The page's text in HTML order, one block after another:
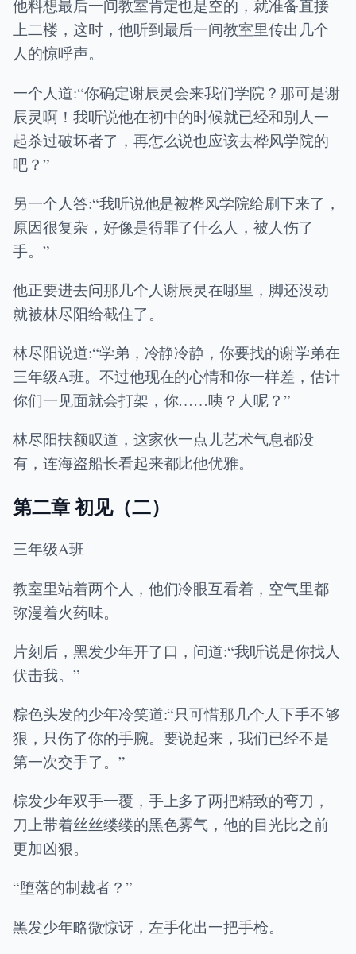
他料想最后一间教室肯定也是空的，就准备直接
上二楼，这时，他听到最后一间教室里传出几个
人的惊呼声。
一个人道:“你确定谢辰灵会来我们学院？那可是谢
辰灵啊！我听说他在初中的时候就已经和别人一
起杀过破坏者了，再怎么说也应该去桦风学院的
吧？”
另一个人答:“我听说他是被桦风学院给刷下来了，
原因很复杂，好像是得罪了什么人，被人伤了
手。”
他正要进去问那几个人谢辰灵在哪里，脚还没动
就被林尽阳给截住了。
林尽阳说道:“学弟，冷静冷静，你要找的谢学弟在
三年级A班。不过他现在的心情和你一样差，估计
你们一见面就会打架，你……咦？人呢？”
林尽阳扶额叹道，这家伙一点儿艺术气息都没
有，连海盗船长看起来都比他优雅。
第二章 初见（二）
三年级A班
教室里站着两个人，他们冷眼互看着，空气里都
弥漫着火药味。
片刻后，黑发少年开了口，问道:“我听说是你找人
伏击我。”
粽色头发的少年冷笑道:“只可惜那几个人下手不够
狠，只伤了你的手腕。要说起来，我们已经不是
第一次交手了。”
棕发少年双手一覆，手上多了两把精致的弯刀，
刀上带着丝丝缕缕的黑色雾气，他的目光比之前
更加凶狠。
“堕落的制裁者？”
黑发少年略微惊讶，左手化出一把手枪。